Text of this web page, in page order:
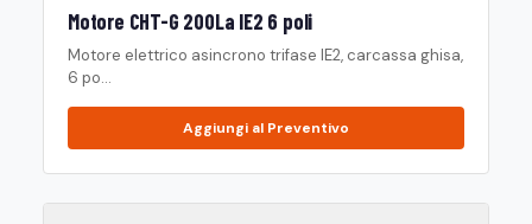
Motore CHT-G 200La IE2 6 poli
Motore elettrico asincrono trifase IE2, carcassa ghisa,
6 po...
Aggiungi al Preventivo